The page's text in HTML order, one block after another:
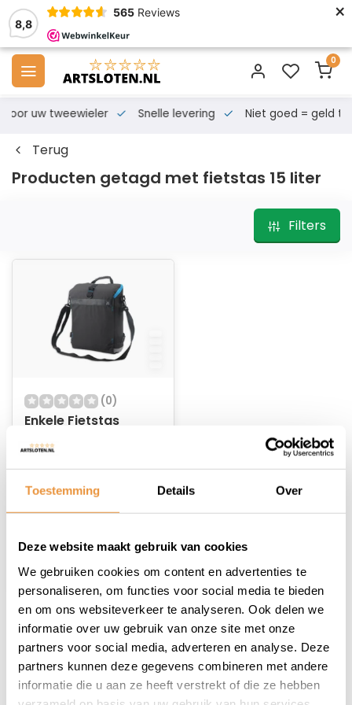
Toestemming Details Over
Deze website maakt gebruik van cookies
We gebruiken cookies om content en advertenties te
personaliseren, om functies voor social media te bieden
en om ons websiteverkeer te analyseren. Ook delen we
informatie over uw gebruik van onze site met onze
partners voor social media, adverteren en analyse. Deze
partners kunnen deze gegevens combineren met andere
informatie die u aan ze heeft verstrekt of die ze hebben
8,8
565 Reviews ×
0
voor uw tweewieler Snelle levering Niet goed = geld
Terug
Producten getagd met fietstas 15 liter
Filters
(0)
Enkele Fietstas
Op voorraad
1